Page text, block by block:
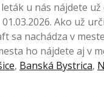
u nás nájdete už
Ako už
sa nachádza v
ho nájdete aj v
, Banská Bystrica,